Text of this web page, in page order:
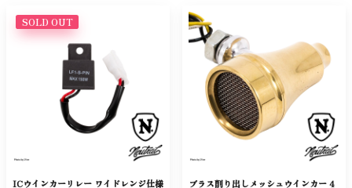
SOLD OUT
ICウインカーリレー ワイドレンジ仕様
ブラス削り出しメッシュウインカー 4